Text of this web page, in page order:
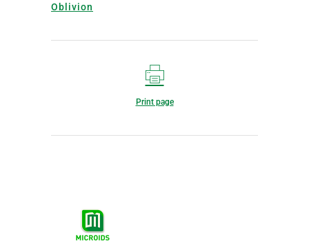
Oblivion
Print page